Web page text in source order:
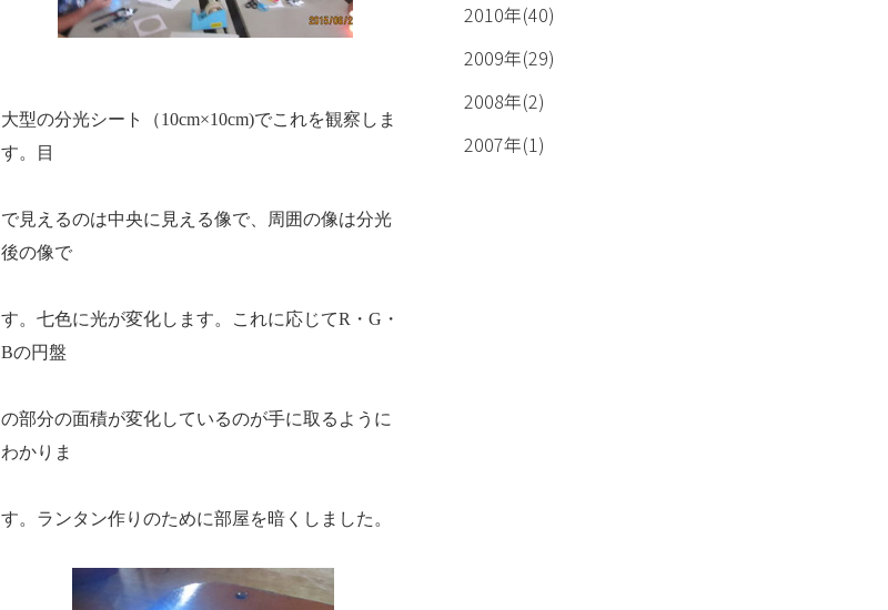
大型の分光シート（10cm×10cm)でこれを観察しま
す。目
で見えるのは中央に見える像で、周囲の像は分光
後の像で
す。七色に光が変化します。これに応じてR ・ G ・
Bの円盤
の部分の面積が変化しているのが手に取るように
わかりま
す。ランタン作りのために部屋を暗くしました。
2010年(40)
2009年(29)
2008年(2)
2007年(1)